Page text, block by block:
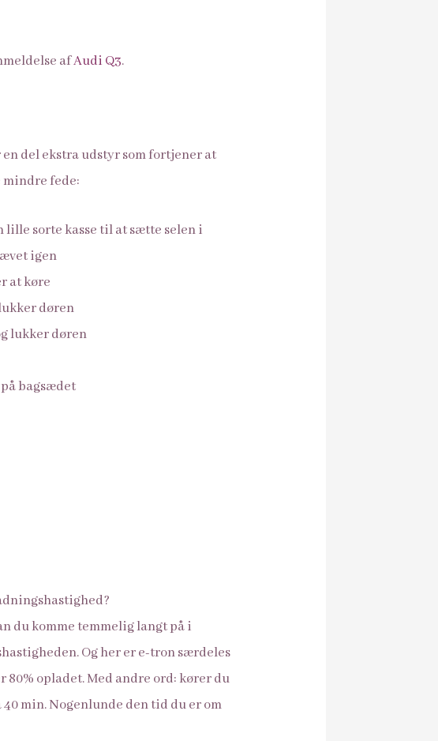
afAudi Q3.
del ekstra udstyr som fortjener at
mindre fede:
lille sorte kasse til at sætte selen i
igen
at køre
døren
lukker døren
bagsædet
du komme temmelig langt på i
Og her er e-tron særdeles
opladet. Med andre ord: kører du
min. Nogenlunde den tid du er om